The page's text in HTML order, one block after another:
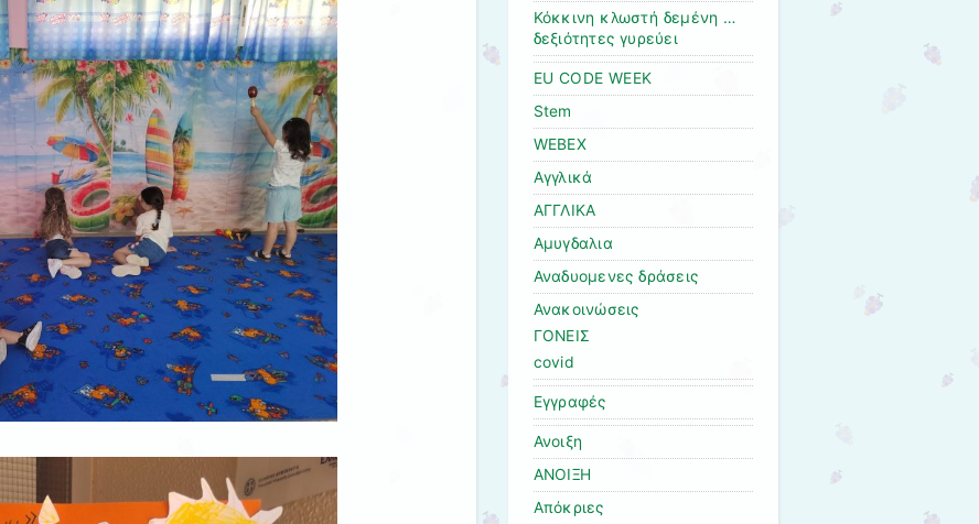
Κόκκινη κλωστή δεμένη …
δεξιότητες γυρεύει
EU CODE WEEK
Stem
WEBEX
Αγγλικά
ΑΓΓΛΙΚΑ
Αμυγδαλια
Αναδυομενες δράσεις
Ανακοινώσεις
ΓΟΝΕΙΣ
covid
Εγγραφές
Ανοιξη
ΑΝΟΙΞΗ
Απόκριες